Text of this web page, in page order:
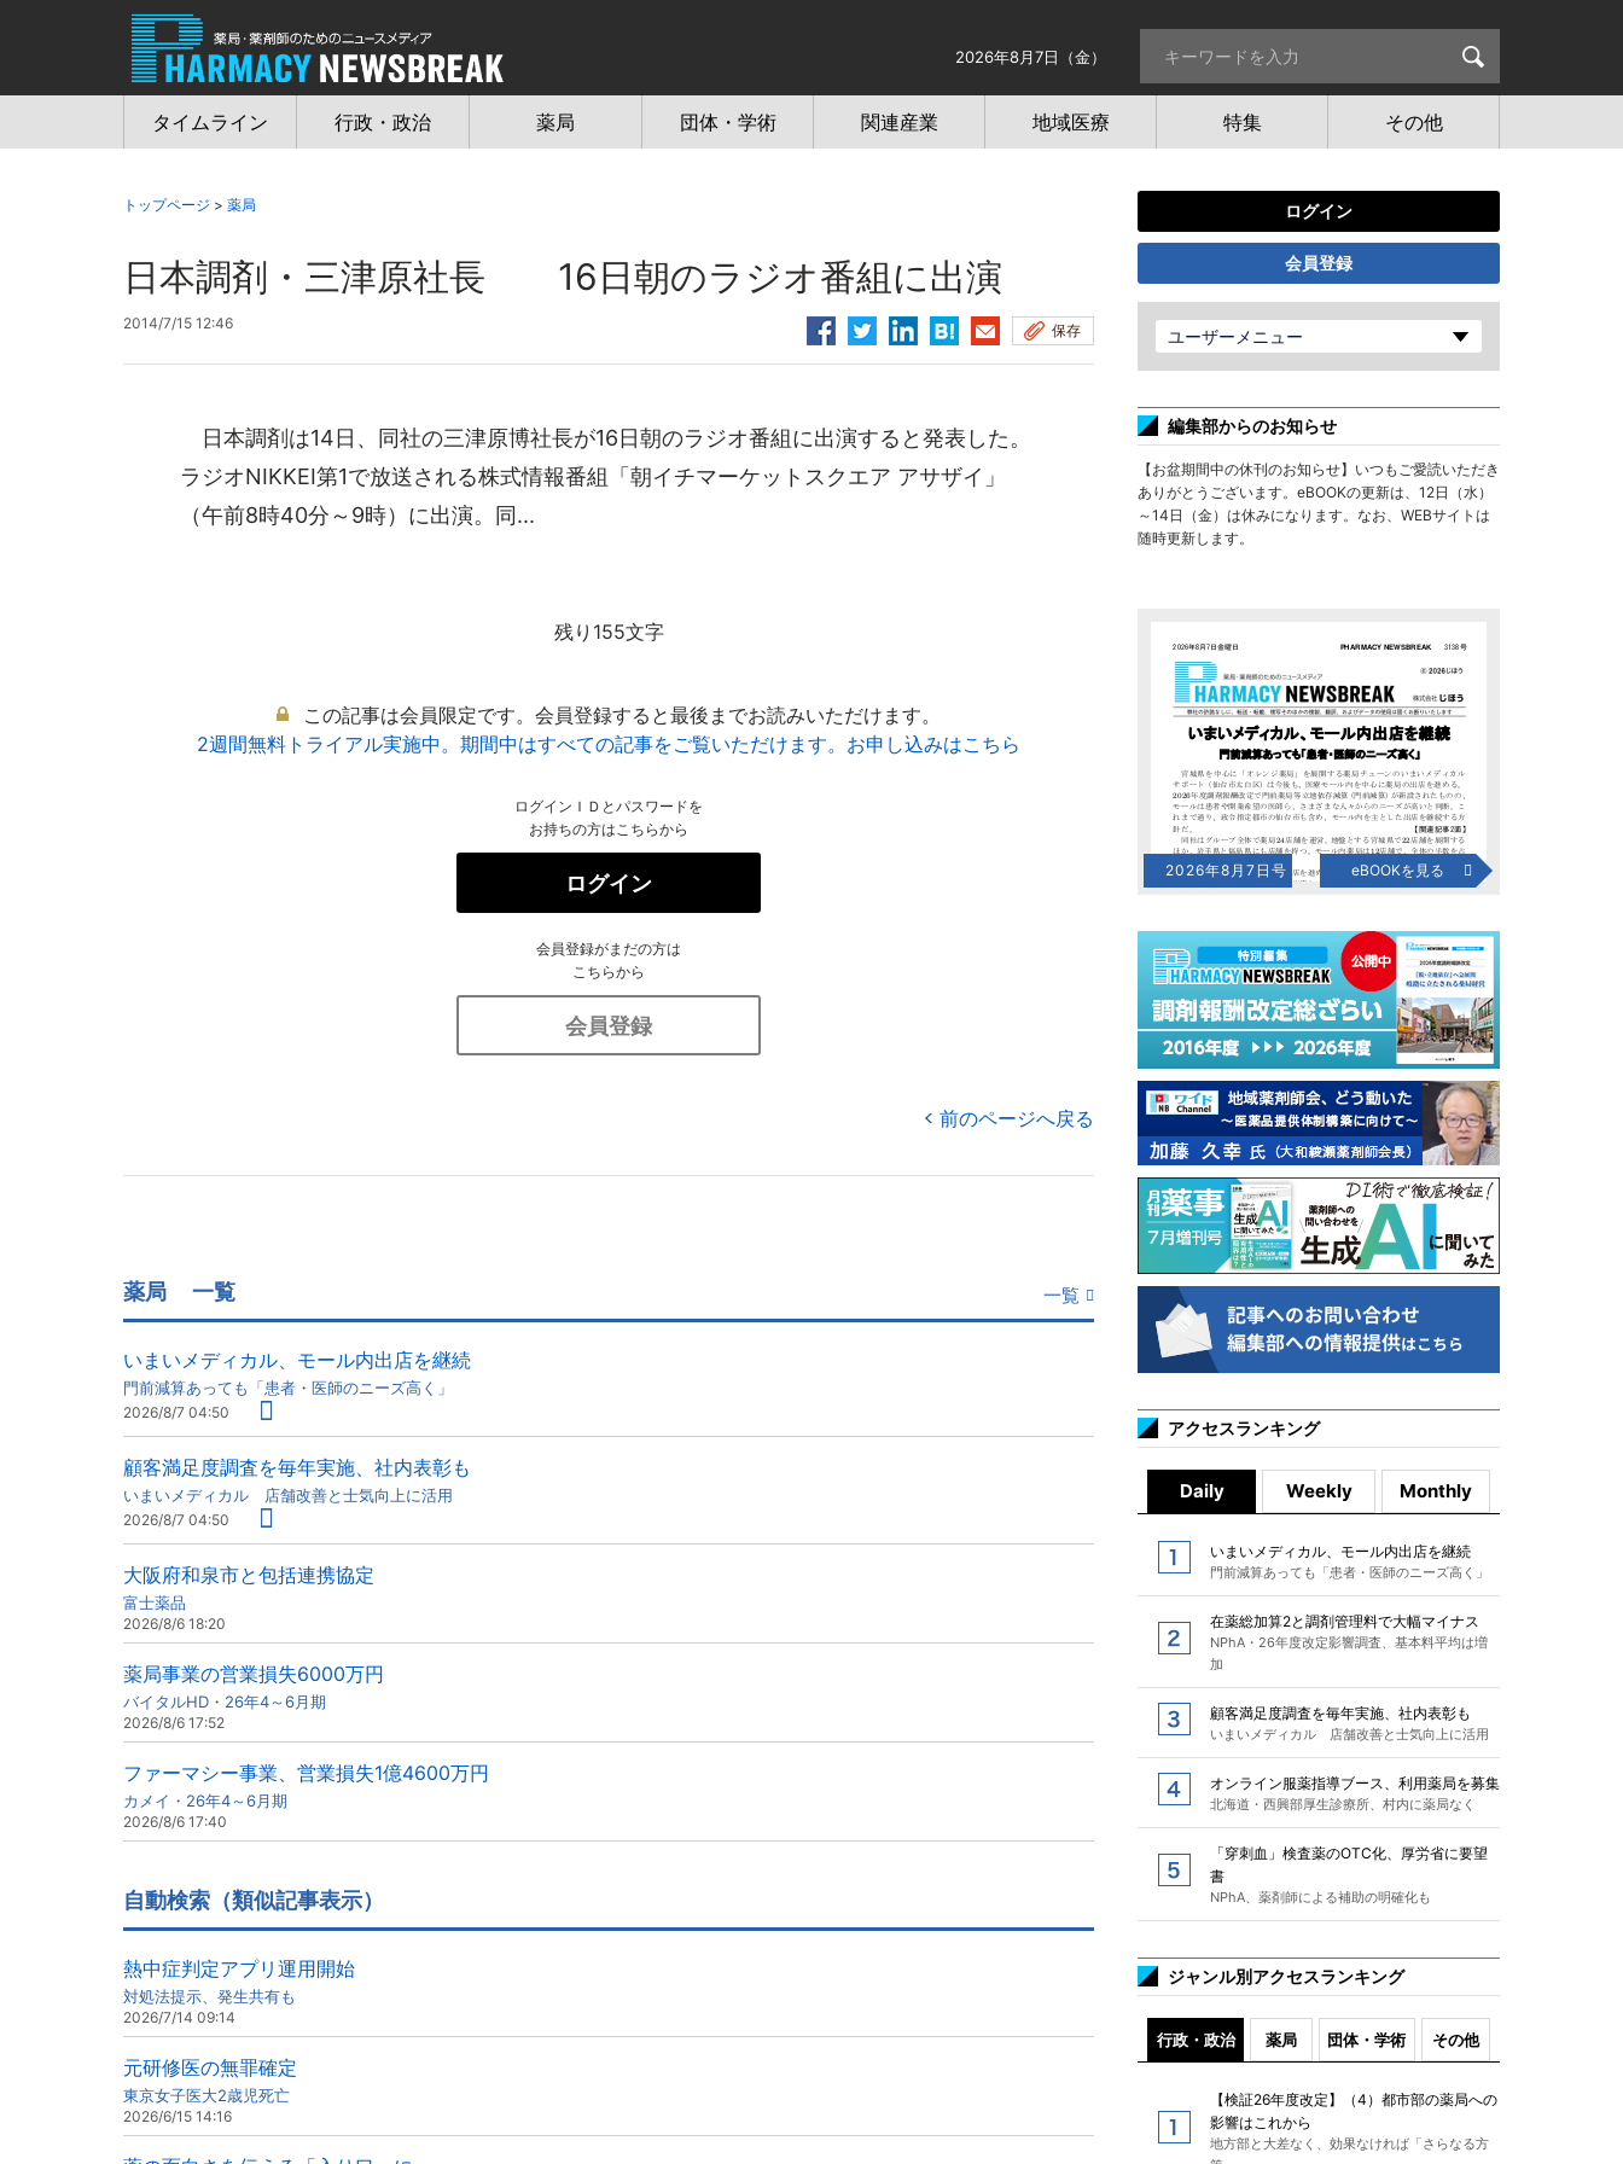
2026年8月7日（金）
タイムライン 行政・政治 薬局 団体・学術 関連産業 地域医療 特集 その他
トップページ > 薬局
日本調剤・三津原社長 16日朝のラジオ番組に出演
2014/7/15 12:46 保存
日本調剤は14日、同社の三津原博社長が16日朝のラジオ番組に出演すると発表した。
ラジオNIKKEI第1で放送される株式情報番組「朝イチマーケットスクエア アサザイ」
（午前8時40分～9時）に出演。同...
残り155文字
この記事は会員限定です。会員登録すると最後までお読みいただけます。
2週間無料トライアル実施中。期間中はすべての記事をご覧いただけます。お申し込みはこちら
ログインＩＤとパスワードを
お持ちの方はこちらから
ログイン
会員登録がまだの方は
こちらから
会員登録
前のページへ戻る
薬局 一覧 一覧
いまいメディカル、モール内出店を継続
門前減算あっても「患者・医師のニーズ高く」
2026/8/7 04:50
顧客満足度調査を毎年実施、社内表彰も
いまいメディカル 店舗改善と士気向上に活用
2026/8/7 04:50
大阪府和泉市と包括連携協定
富士薬品
2026/8/6 18:20
薬局事業の営業損失6000万円
バイタルHD・26年4～6月期
2026/8/6 17:52
ファーマシー事業、営業損失1億4600万円
カメイ・26年4～6月期
2026/8/6 17:40
自動検索（類似記事表示）
熱中症判定アプリ運用開始
対処法提示、発生共有も
2026/7/14 09:14
元研修医の無罪確定
東京女子医大2歳児死亡
2026/6/15 14:16
ログイン
会員登録
ユーザーメニュー
編集部からのお知らせ
【お盆期間中の休刊のお知らせ】いつもご愛読いただき
ありがとうございます。eBOOKの更新は、12日（水）
～14日（金）は休みになります。なお、WEBサイトは
随時更新します。
2026年8月7日号 eBOOKを見る
アクセスランキング
Daily Weekly Monthly
いまいメディカル、モール内出店を継続
門前減算あっても「患者・医師のニーズ高く」
在薬総加算2と調剤管理料で大幅マイナス
NPhA・26年度改定影響調査、基本料平均は増
加
顧客満足度調査を毎年実施、社内表彰も
いまいメディカル 店舗改善と士気向上に活用
オンライン服薬指導ブース、利用薬局を募集
北海道・西興部厚生診療所、村内に薬局なく
「穿刺血」検査薬のOTC化、厚労省に要望
書
NPhA、薬剤師による補助の明確化も
ジャンル別アクセスランキング
行政・政治 薬局 団体・学術 その他
【検証26年度改定】（4）都市部の薬局への
影響はこれから
地方部と大差なく、効果なければ「さらなる方